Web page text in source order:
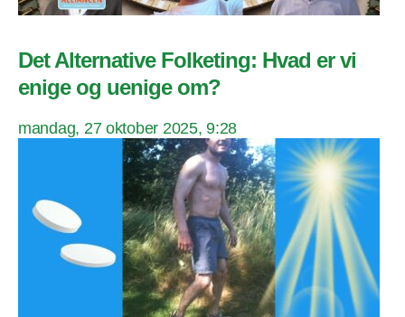
Det Alternative Folketing: Hvad er vi
enige og uenige om?
mandag, 27 oktober 2025, 9:28